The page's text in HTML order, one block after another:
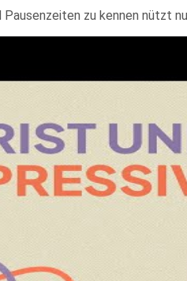
Pausenzeiten zu kennen nützt